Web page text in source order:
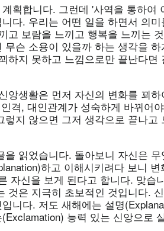
획합니다. 그런데 '사역을 통하여
다. 우리는 어떤 일을 하면서 의
고 보람을 느끼고 행복을 느끼는
슨 소용이 있을까 하는 생각을
하지 못하고 느낌으로만 끝난다면
앙생활은 먼저 자신의 변화를 꾀
격, 대인관계가 성숙하게 바뀌어
지 않으면 그저 생각으로 끝나고
읽었습니다. 돌아보니 자신은
하고 이해시키려다 보니
자신을 보게 된다고 합니다. 맞습
것은 지극히 초보적인 것입니다.
니다. 저도 새해에는 설명
능력 있는 신앙으로